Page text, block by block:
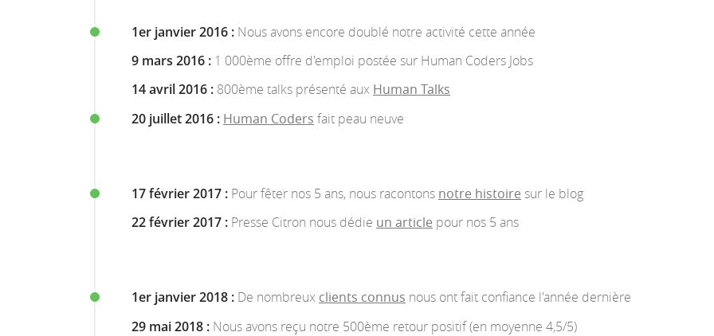
1er janvier 2016 : Nous avons encore doublé notre activité cette année
9 mars 2016 : 1 000ème offre d'emploi postée sur Human Coders Jobs
14 avril 2016 : 800ème talks présenté aux Human Talks
20 juillet 2016 : Human Coders fait peau neuve
17 février 2017 : Pour fêter nos 5 ans, nous racontons notre histoire sur le blog
22 février 2017 : Presse Citron nous dédie un article pour nos 5 ans
1er janvier 2018 : De nombreux clients connus nous ont fait confiance l'année dernière
29 mai 2018 : Nous avons reçu notre 500ème retour positif (en moyenne 4,5/5)